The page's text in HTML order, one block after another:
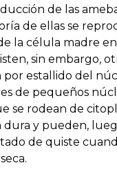
de las
de ellas se
la célula madre
sin embargo,
por estallido del
de pequeños
se rodean de
dura y pueden,
de quiste